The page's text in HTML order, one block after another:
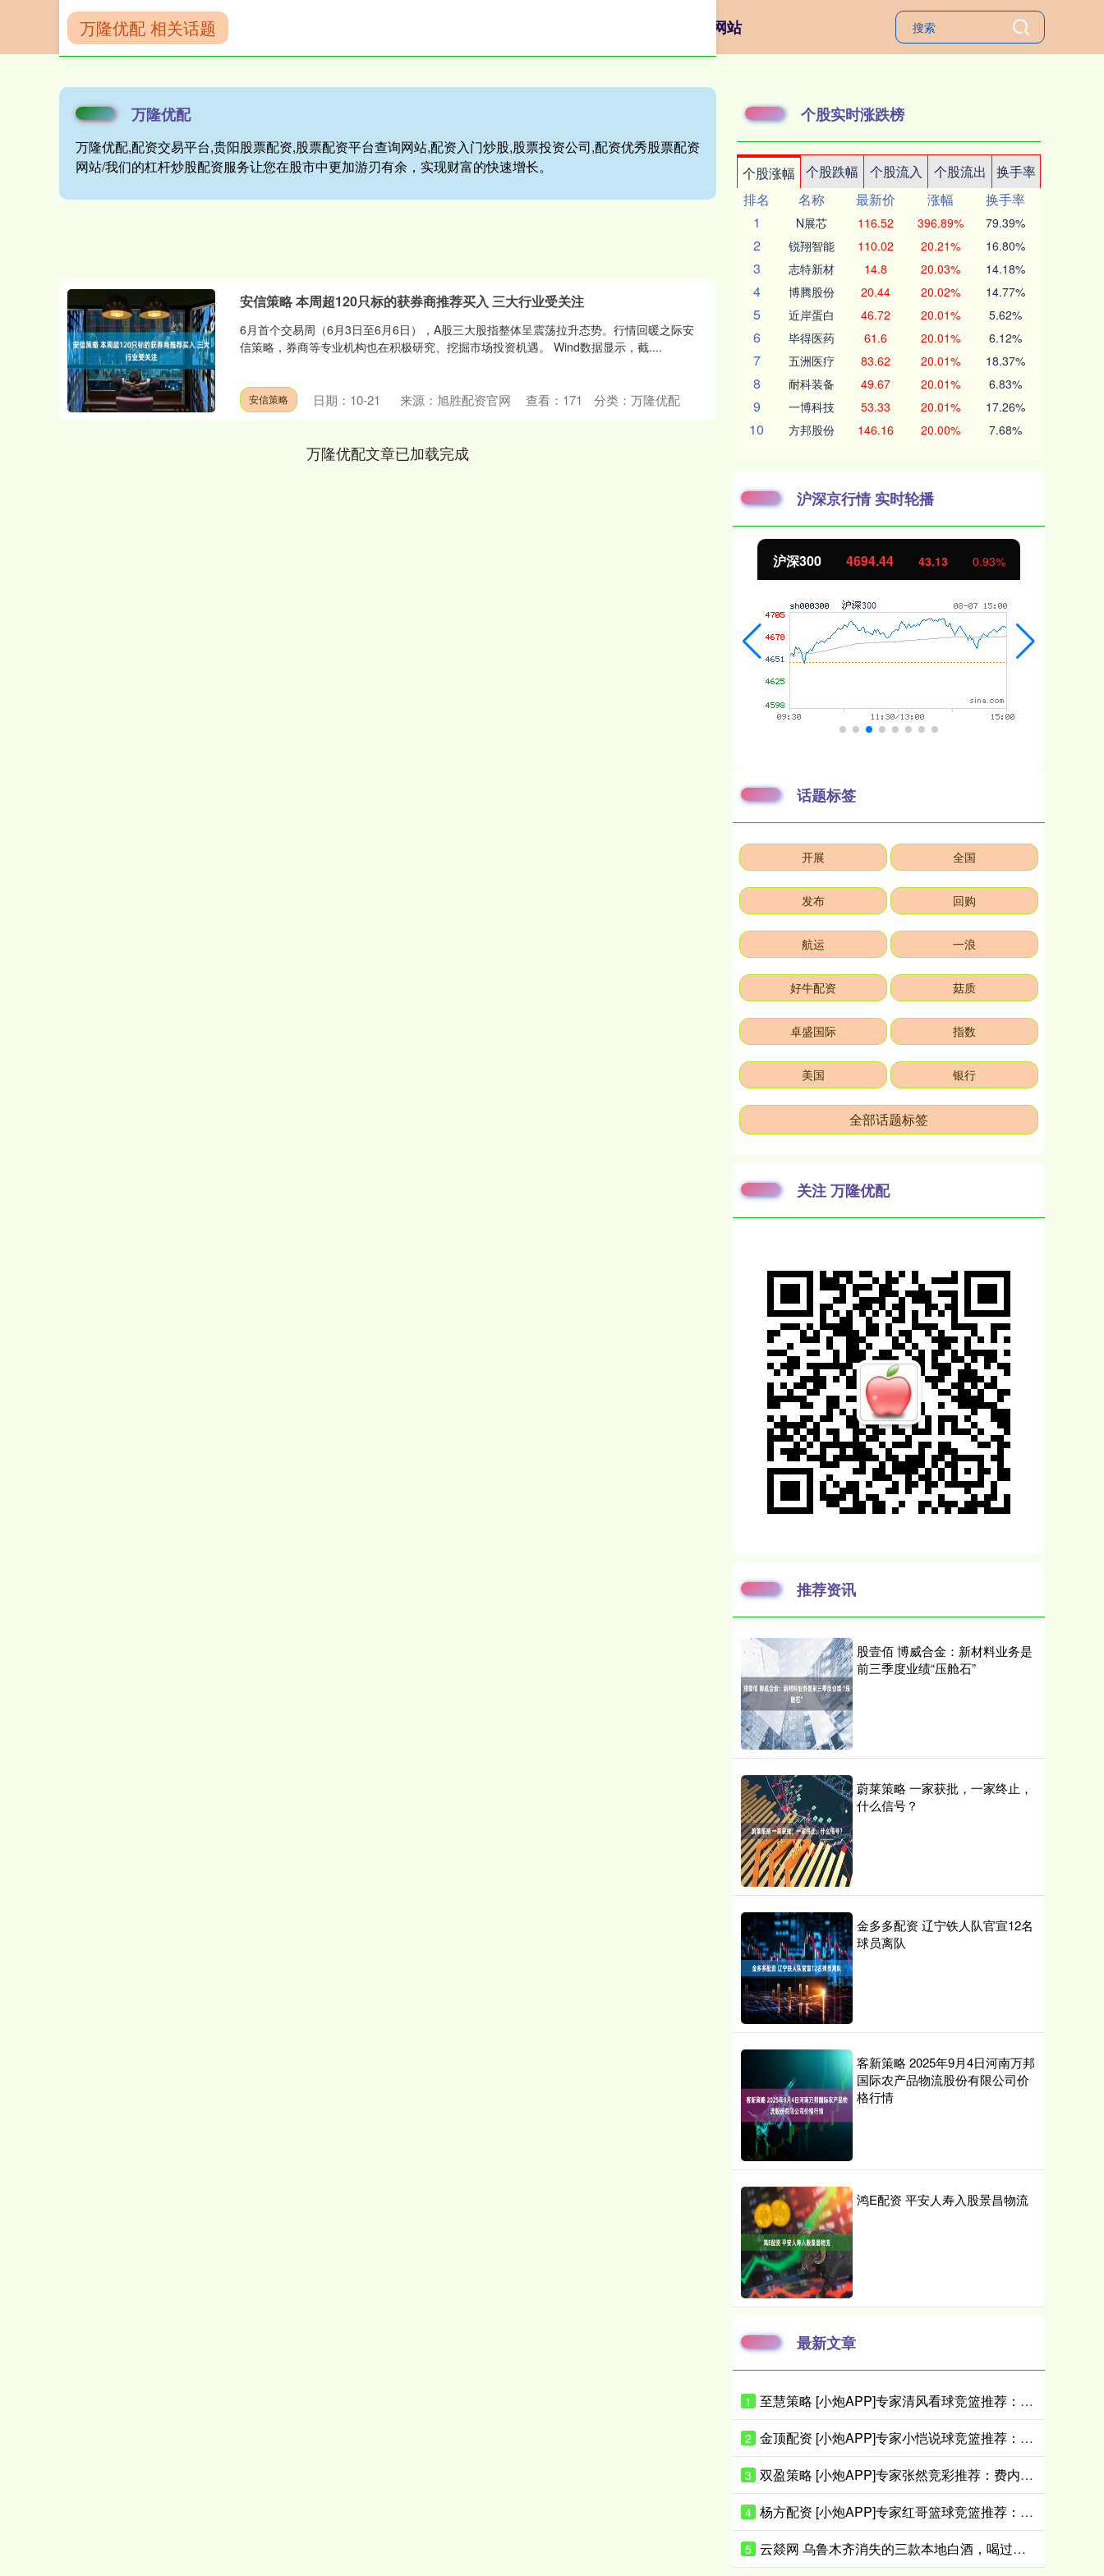
股票配资平台查询网站
万隆优配
万隆优配,配资交易平台,贵阳股票配资,股票配资平台查询网站,配资入门炒股,股票投资公司,配资优秀股票配资
网站/我们的杠杆炒股配资服务让您在股市中更加游刃有余，实现财富的快速增长。
万隆优配 相关话题
安信策略 本周超120只标的获券商推荐买入 三大行业受关注
6月首个交易周（6月3日至6月6日），A股三大股指整体呈震荡拉升态势。行情回暖之际安
信策略，券商等专业机构也在积极研究、挖掘市场投资机遇。 Wind数据显示，截....
安信策略 日期：10-21 来源：旭胜配资官网 查看： 171 分类：万隆优配
万隆优配文章已加载完成
个股实时涨跌榜
个股涨幅 个股跌幅 个股流入 个股流出
换手率
排名
名称 最新价 涨幅
换手率
1
N展芯 116.52 396.89% 79.39%
2 锐翔智能 110.02 20.21% 16.80%
3 志特新材 14.8 20.03% 14.18%
4 博腾股份 20.44 20.02% 14.77%
5 近岸蛋白 46.72 20.01% 5.62%
6 毕得医药 61.6 20.01% 6.12%
7 五洲医疗 83.62 20.01% 18.37%
8 耐科装备 49.67 20.01% 6.83%
9 一博科技 53.33 20.01% 17.26%
10 方邦股份 146.16 20.00% 7.68%
沪深京行情 实时轮播
沪深300 4694.44 43.13 0.93%
话题标签
开展 全国
发布 回购
航运 一浪
好牛配资 菇质
卓盛国际 指数
美国 银行
全部话题标签
关注 万隆优配
推荐资讯
股壹佰 博威合金：新材料业务是
前三季度业绩“压舱石”
蔚莱策略 一家获批，一家终止，
什么信号？
金多多配资 辽宁铁人队官宣12名
球员离队
客新策略 2025年9月4日河南万邦
国际农产品物流股份有限公司价
格行情
鸿E配资 平安人寿入股景昌物流
最新文章
1 至慧策略 [小炮APP]专家清风看球竞篮推荐：飞马完成复仇
2 金顶配资 [小炮APP]专家小恺说球竞篮推荐：梦想守住主场
3 双盈策略 [小炮APP]专家张然竞彩推荐：费内巴切大胜对手
4 杨方配资 [小炮APP]专家红哥篮球竞篮推荐：水星难出大分
5 云燚网 乌鲁木齐消失的三款本地白酒，喝过的人都已经是当爷爷的人了吧？